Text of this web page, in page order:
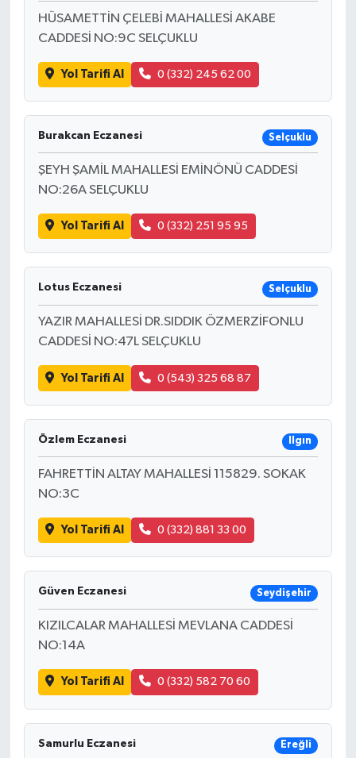
HÜSAMETTİN ÇELEBİ MAHALLESİ AKABE
CADDESİ NO:9C SELÇUKLU
Yol Tarifi Al 0 (332) 245 62 00
Burakcan Eczanesi Selçuklu
ŞEYH ŞAMİL MAHALLESİ EMİNÖNÜ CADDESİ
NO:26A SELÇUKLU
Yol Tarifi Al 0 (332) 251 95 95
Lotus Eczanesi Selçuklu
YAZIR MAHALLESİ DR.SIDDIK ÖZMERZİFONLU
CADDESİ NO:47L SELÇUKLU
Yol Tarifi Al 0 (543) 325 68 87
Özlem Eczanesi Ilgın
FAHRETTİN ALTAY MAHALLESİ 115829. SOKAK
NO:3C
Yol Tarifi Al 0 (332) 881 33 00
Güven Eczanesi Seydişehir
KIZILCALAR MAHALLESİ MEVLANA CADDESİ
NO:14A
Yol Tarifi Al 0 (332) 582 70 60
Samurlu Eczanesi Ereğli